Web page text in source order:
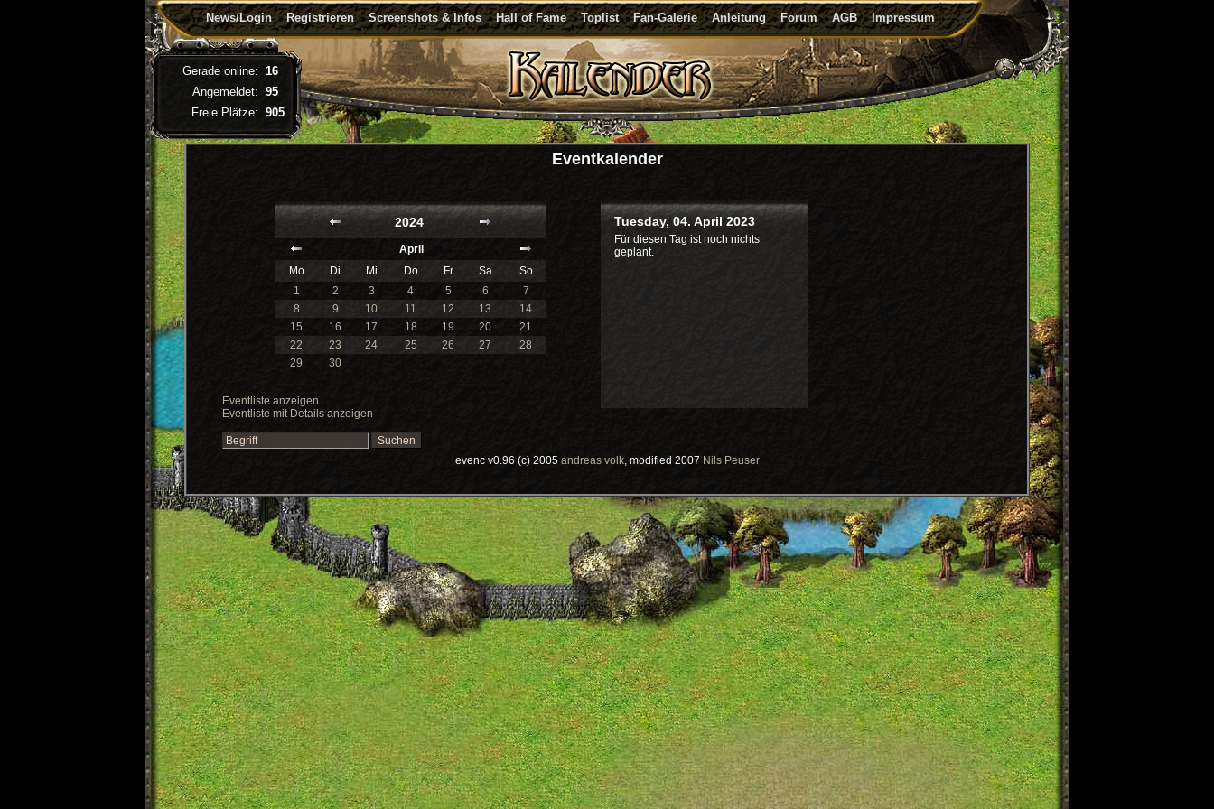
News/Login Registrieren Screenshots & Infos Hall of Fame Toplist Fan-Galerie Anleitung Forum AGB Impressum
Eventkalender
2024
April
Mo
Di Mi Do Fr Sa
So
1
2 3 4 5 6
7
8
9 10 11 12 13
14
15
16 17 18 19 20
21
22
23 24 25 26 27
28
29
30
Eventliste anzeigen
Eventliste mit Details anzeigen
Tuesday, 04. April 2023
Für diesen Tag ist noch nichts
geplant.
evenc v0.96 (c) 2005 andreas volk, modified 2007 Nils Peuser
Gerade online: 16
Angemeldet: 95
Freie Plätze: 905